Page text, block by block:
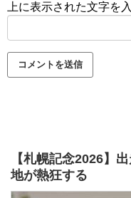
上に表示された文字を
【札幌記念2026】
地が熱狂する